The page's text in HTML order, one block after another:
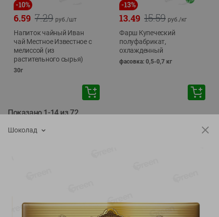
-10%
7.29
6.59 руб./шт
Напиток чайный Иван
чай Местное Известное с
мелиссой (из
растительного сырья)
30г
-13%
15.59
13.49 руб./кг
Фарш Купеческий
полуфабрикат,
охлажденный
фасовка: 0,5-0,7 кг
Показано 1-14 из 72
Специально для вас
Шоколад